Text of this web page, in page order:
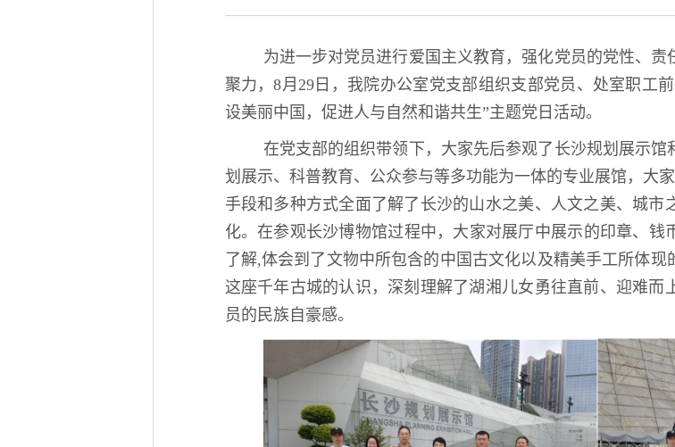
为进一步对党员进行爱国主义教育，强化党员的党性、
聚力，8月29日，我院办公室党支部组织支部党员、处室职工
设美丽中国，促进人与自然和谐共生”主题党日活动。
在党支部的组织带领下，大家先后参观了长沙规划展示
划展示、科普教育、公众参与等多功能为一体的专业展馆，大
手段和多种方式全面了解了长沙的山水之美、人文之美、城市
化。在参观长沙博物馆过程中，大家对展厅中展示的印章、
了解,体会到了文物中所包含的中国古文化以及精美手工所体
这座千年古城的认识，深刻理解了湖湘儿女勇往直前、迎难而
员的民族自豪感。